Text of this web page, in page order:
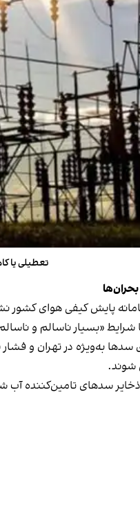
تعطیلی یا
پایش کیفی هوای
به‌ویژه در تهران و
شوند.
ذخایر سدهای تامین‌کننده